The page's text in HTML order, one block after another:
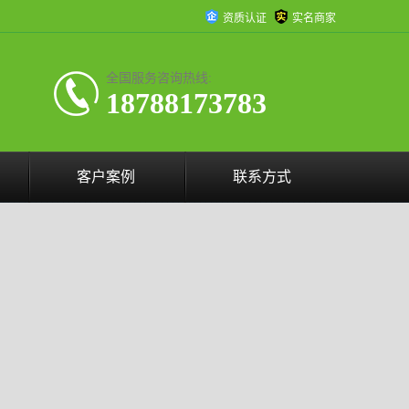
资质认证 实名商家
全国服务咨询热线:
18788173783
客户案例 联系方式